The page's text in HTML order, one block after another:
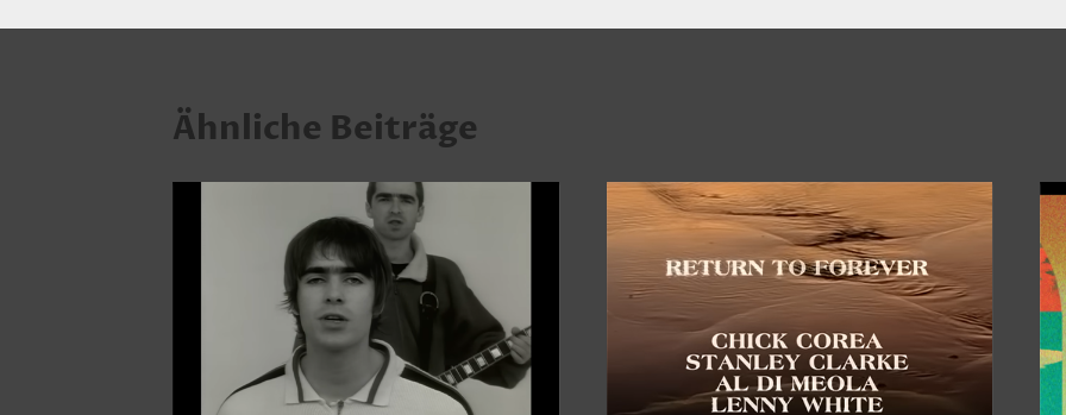
Ähnliche Beiträge